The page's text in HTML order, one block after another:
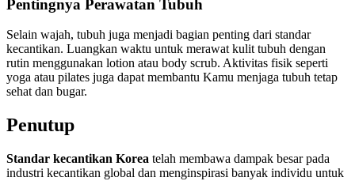
Pentingnya Perawatan Tubuh
Selain wajah, tubuh juga menjadi bagian penting dari standar
kecantikan. Luangkan waktu untuk merawat kulit tubuh dengan
rutin menggunakan lotion atau body scrub. Aktivitas fisik seperti
yoga atau pilates juga dapat membantu Kamu menjaga tubuh tetap
sehat dan bugar.
Penutup
Standar kecantikan Korea telah membawa dampak besar pada
industri kecantikan global dan menginspirasi banyak individu untuk